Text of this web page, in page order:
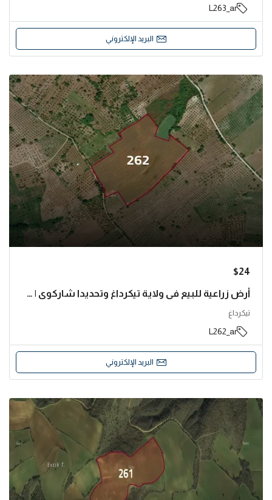
L263_ar
البريد الإلكتروني
$24
أرض زراعية للبيع في ولاية تيكرداغ وتحديدا شاركوي | L262
تيكرداغ
L262_ar
البريد الإلكتروني